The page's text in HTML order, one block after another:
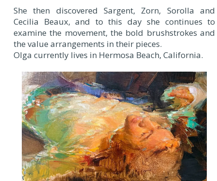
She then discovered Sargent, Zorn, Sorolla and
Cecilia Beaux, and to this day she continues to
examine the movement, the bold brushstrokes and
the value arrangements in their pieces.
Olga currently lives in Hermosa Beach, California.